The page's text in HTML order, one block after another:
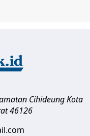
CihideungKota
46126